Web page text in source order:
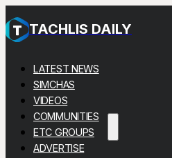
TACHLIS DAILY
LATEST NEWS
SIMCHAS
VIDEOS
COMMUNITIES
ETC GROUPS
ADVERTISE